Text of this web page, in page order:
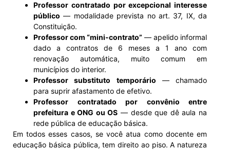
Professor contratado por excepcional interesse
público — modalidade prevista no art. 37, IX, da
Constituição.
Professor com “mini-contrato” — apelido informal
dado a contratos de 6 meses a 1 ano com
renovação automática, muito comum em
municípios do interior.
Professor substituto temporário — chamado
para suprir afastamento de efetivo.
Professor contratado por convênio entre
prefeitura e ONG ou OS — desde que dê aula na
rede pública de educação básica.
Em todos esses casos, se você atua como docente em
educação básica pública, tem direito ao piso. A natureza